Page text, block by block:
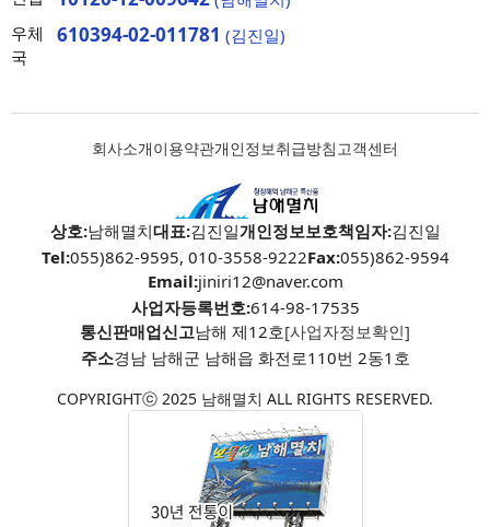
우체
국
610394-02-011781 (김진일)
회사소개이용약관개인정보취급방침고객센터
상호:남해멸치대표:김진일개인정보보호책임자:김진일
Tel:055)862-9595, 010-3558-9222Fax:055)862-9594
Email:jiniri12@naver.com
사업자등록번호:614-98-17535
통신판매업신고남해 제12호[사업자정보확인]
주소경남 남해군 남해읍 화전로110번 2동1호
COPYRIGHTⓒ 2025 남해멸치 ALL RIGHTS RESERVED.